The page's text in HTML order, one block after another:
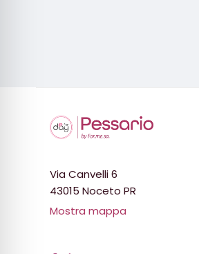
Via Canvelli 6
43015 Noceto PR
Mostra mappa